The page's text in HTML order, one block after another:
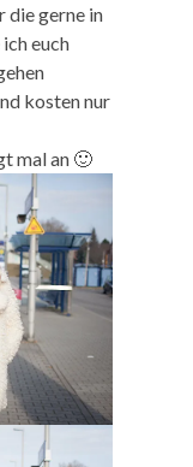
die gerne in
euch
kosten nur
mal an 🙂